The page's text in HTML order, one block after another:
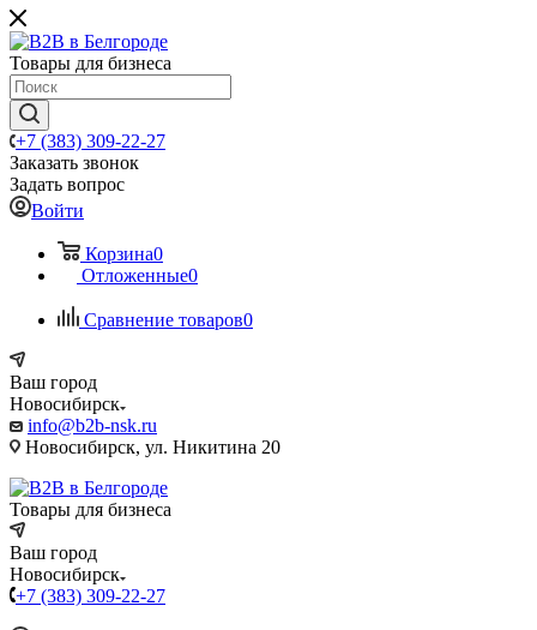
Товары для бизнеса
+7 (383) 309-22-27
Заказать звонок
Задать вопрос
Войти
Корзина0
Отложенные0
Сравнение товаров0
Ваш город
Новосибирск
info@b2b-nsk.ru
Новосибирск, ул. Никитина 20
Товары для бизнеса
Ваш город
Новосибирск
+7 (383) 309-22-27